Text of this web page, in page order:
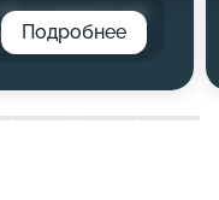
Подробнее